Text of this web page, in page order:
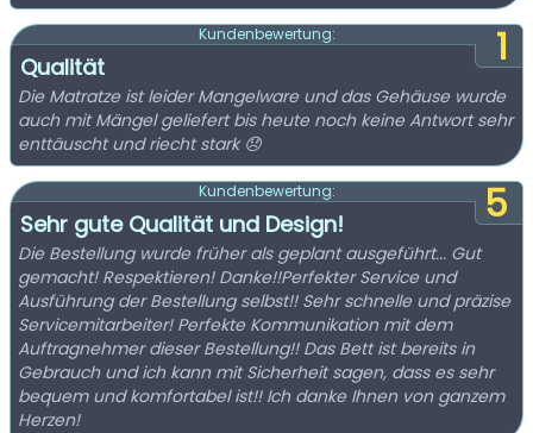
1
Kundenbewertung:
Qualität
Die Matratze ist leider Mangelware und das Gehäuse wurde
auch mit Mängel geliefert bis heute noch keine Antwort sehr
enttäuscht und riecht stark 😞
5
Kundenbewertung:
Sehr gute Qualität und Design!
Die Bestellung wurde früher als geplant ausgeführt... Gut
gemacht! Respektieren! Danke!!Perfekter Service und
Ausführung der Bestellung selbst!! Sehr schnelle und präzise
Servicemitarbeiter! Perfekte Kommunikation mit dem
Auftragnehmer dieser Bestellung!! Das Bett ist bereits in
Gebrauch und ich kann mit Sicherheit sagen, dass es sehr
bequem und komfortabel ist!! Ich danke Ihnen von ganzem
Herzen!